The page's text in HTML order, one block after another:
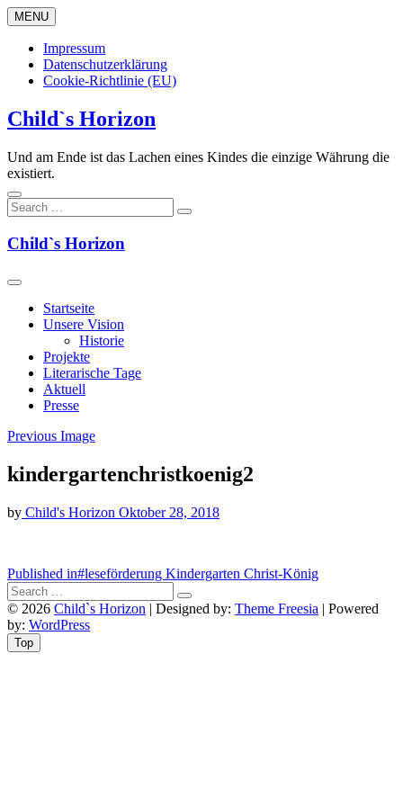
Skip
to
content
MENU
Impressum
Datenschutzerklärung
Cookie-Richtlinie (EU)
Child`s Horizon
Und am Ende ist das Lachen eines Kindes die einzige Währung die
existiert.
Child`s Horizon
Startseite
Unsere Vision
Historie
Projekte
Literarische Tage
Aktuell
Presse
Previous Image
kindergartenchristkoenig2
by Child's Horizon Oktober 28, 2018
Beitragsnavigation
Published in#leseförderung Kindergarten Christ-König
© 2026 Child`s Horizon | Designed by: Theme Freesia | Powered
by: WordPress
Top